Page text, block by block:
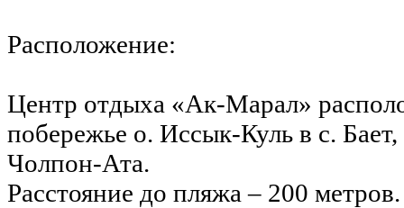
Расположение:
Центр отдыха «Ак-Марал»
побережье о. Иссык-Куль в с.
Чолпон-Ата.
Расстояние до пляжа – 200 метров.